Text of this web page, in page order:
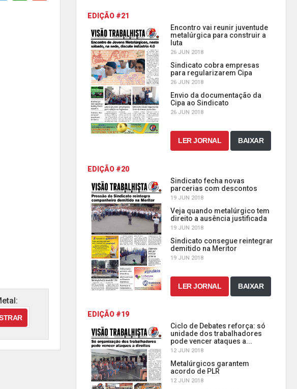
EDIÇÃO #21
Encontro vai reunir juventude
metalúrgica para construir a
luta
26 JUN 2018
Sindicato cobra empresas
para regularizarem Cipa
26 JUN 2018
Envio da documentação da
Cipa ao Sindicato
26 JUN 2018
LER JORNAL BAIXAR
EDIÇÃO #20
Sindicato fecha novas
parcerias com descontos
19 JUN 2018
Veja quando metalúrgico tem
direito a ausência justificada
19 JUN 2018
Sindicato consegue reintegrar
demitido na Meritor
19 JUN 2018
LER JORNAL BAIXAR
EDIÇÃO #19
Ciclo de Debates reforça: só
unidade dos trabalhadores
pode vencer ataques a...
12 JUN 2018
Metalúrgicos garantem
acordo de PLR
12 JUN 2018